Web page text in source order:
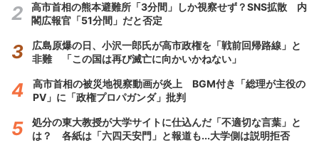
高市首相の熊本避難所「3分間」しか視察せず？SNS拡散 内
閣広報官「51分間」だと否定
広島原爆の日、小沢一郎氏が高市政権を「戦前回帰路線」と
非難 「この国は再び滅亡に向かいかねない」
高市首相の被災地視察動画が炎上 BGM付き「総理が主役の
PV」に「政権プロパガンダ」批判
処分の東大教授が大学サイトに仕込んだ「不適切な言葉」と
は？ 各紙は「六四天安門」と報道も...大学側は説明拒否